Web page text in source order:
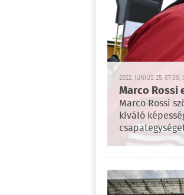
2022. JÚNIUS 25.
Marco Rossi
Marco Rossi
kiváló